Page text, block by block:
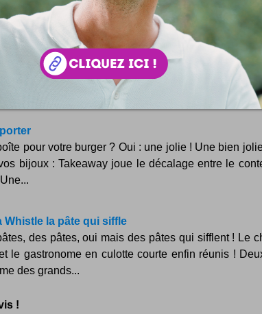
manager & expert SEO. Mon job, rendre visible et
de l'écriture depuis 1978.
Rejoignez la rédaction !
pour votre burger ? Oui : une jolie ! Une bien
bijoux : Takeaway joue le décalage entre le
Whistle la pâte qui siffle
des pâtes, oui mais des pâtes qui sifflent ! Le
le gastronome en culotte courte enfin réunis !
des grands...
!